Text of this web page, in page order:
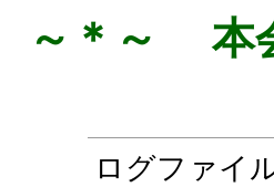
～＊～ 本
ログファイ